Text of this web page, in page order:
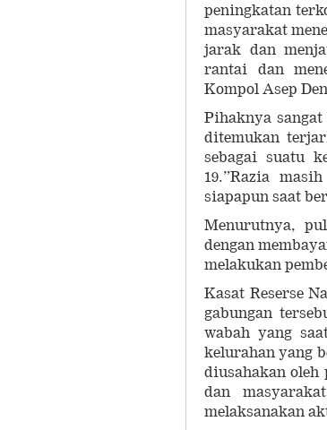
peningkatan
masyarakat
jarak dan
rantai dan
Kompol Asep
Pihaknya
ditemukan
sebagai suatu
19.”Razia
siapapun saat
Menurutnya,
dengan
melakukan
Kasat Reserse
gabungan
wabah yang
kelurahan yang
diusahakan
dan
melaksanakan